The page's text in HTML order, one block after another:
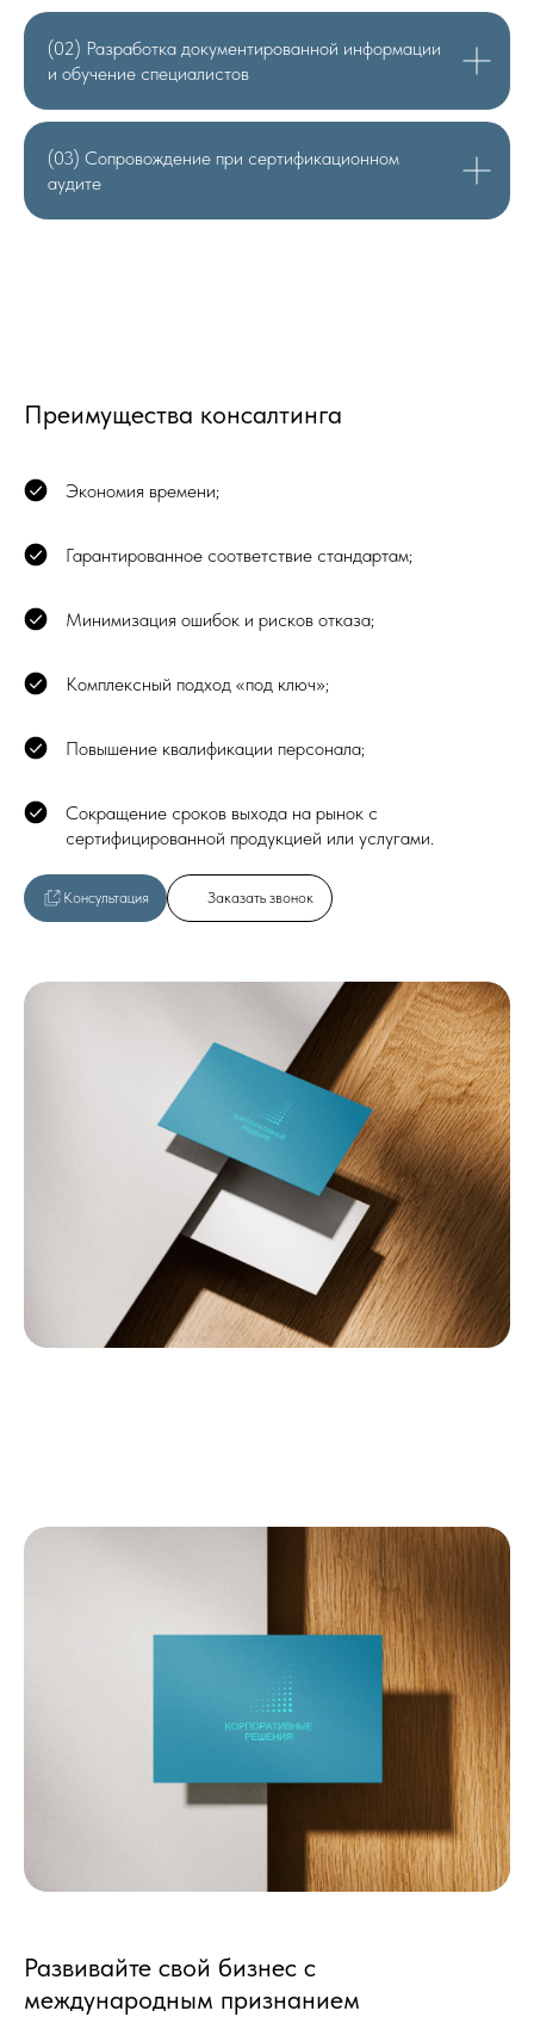
(02) Разработка документированной информации
и обучение специалистов
(03) Сопровождение при сертификационном
аудите
Преимущества консалтинга
Экономия времени;
Гарантированное соответствие стандартам;
Минимизация ошибок и рисков отказа;
Комплексный подход «под ключ»;
Повышение квалификации персонала;
Сокращение сроков выхода на рынок с
сертифицированной продукцией или услугами.
Консультация Заказать звонок
Развивайте свой бизнес с
международным признанием